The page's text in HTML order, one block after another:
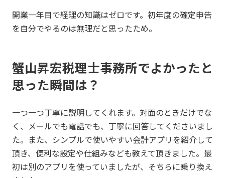
開業一年目で経理の知識はゼロです。初年度の確定申告
を自分でやるのは無理だと思ったため。
蟹山昇宏税理士事務所でよかったと
思った瞬間は？
一つ一つ丁寧に説明してくれます。対面のときだけでな
く、メールでも電話でも、丁寧に回答してくださいまし
た。また、シンプルで使いやすい会計アプリを紹介して
頂き、便利な設定や仕組みなども教えて頂きました。最
初は別のアプリを使っていましたが、そちらに乗り換え